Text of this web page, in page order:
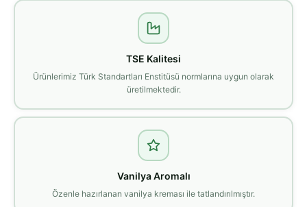
TSE Kalitesi
Ürünlerimiz Türk Standartları Enstitüsü normlarına uygun olarak
üretilmektedir.
Vanilya Aromalı
Özenle hazırlanan vanilya kreması ile tatlandırılmıştır.